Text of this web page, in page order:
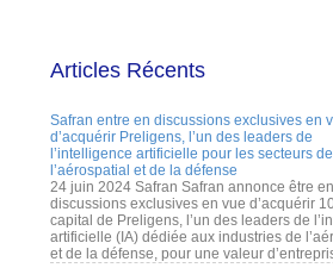
Articles Récents
Safran entre en discussions exclusives en
d’acquérir Preligens, l’un des leaders de
l’intelligence artificielle pour les secteurs de
l’aérospatial et de la défense
24 juin 2024 Safran Safran annonce être
discussions exclusives en vue d’acquérir
capital de Preligens, l’un des leaders de
artificielle (IA) dédiée aux industries de
et de la défense, pour une valeur